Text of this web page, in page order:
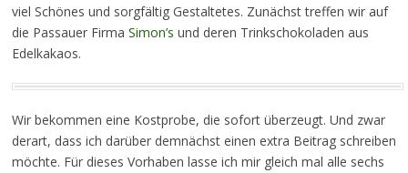
viel Schönes und sorgfältig Gestaltetes. Zunächst treffen wir auf
die Passauer Firma Simon’s und deren Trinkschokoladen aus
Edelkakaos.
Wir bekommen eine Kostprobe, die sofort überzeugt. Und zwar
derart, dass ich darüber demnächst einen extra Beitrag schreiben
möchte. Für dieses Vorhaben lasse ich mir gleich mal alle sechs